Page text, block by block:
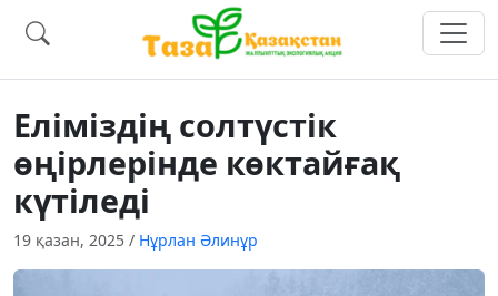
Еліміздің солтүстік
өңірлерінде көктайғақ
күтіледі
19 қазан, 2025 / Нұрлан Әлинұр